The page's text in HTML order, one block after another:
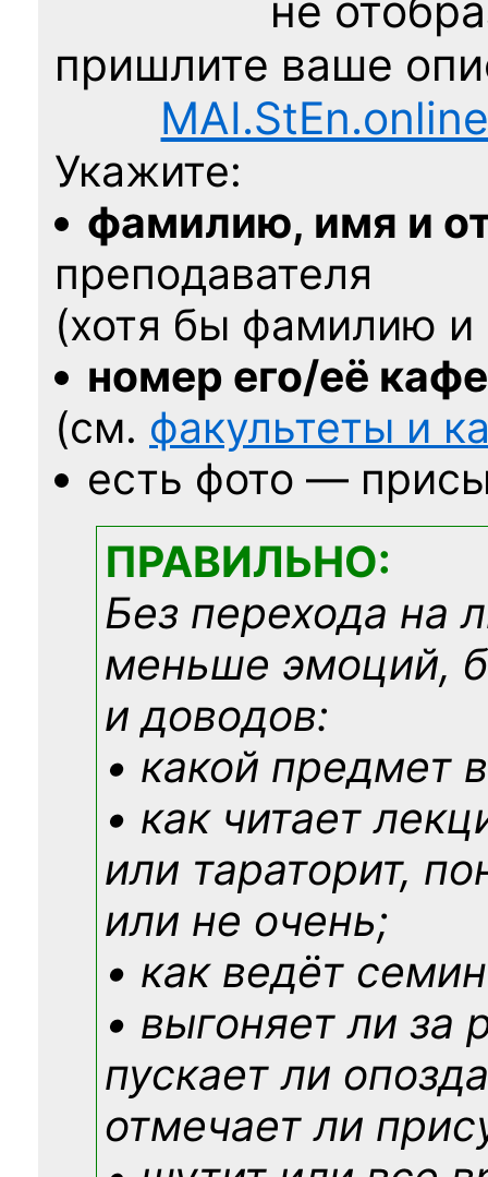
не
пришлите ваше
Укажите:
фамилию, имя и
преподавателя
(хотя бы фамилию
номер его/её
(см. факультеты и
есть фото —
ПРАВИЛЬНО:
Без перехода на
меньше эмоций,
и доводов:
• какой предмет
• как читает
или тараторит,
или не очень;
• как ведёт
• выгоняет ли за
пускает ли
отмечает ли